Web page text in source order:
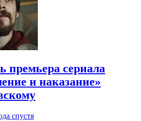
премьера сериала
и наказание»
спустя